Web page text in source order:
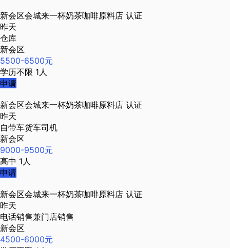
新会区会城来一杯奶茶咖啡原料店 认证
昨天
仓库
新会区
5500-6500元
学历不限 1人
申请
新会区会城来一杯奶茶咖啡原料店 认证
昨天
自带车货车司机
新会区
9000-9500元
高中 1人
申请
新会区会城来一杯奶茶咖啡原料店 认证
昨天
电话销售兼门店销售
新会区
4500-6000元